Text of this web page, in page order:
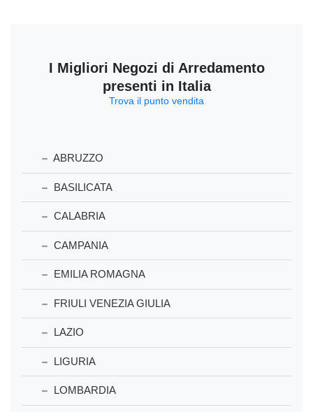
I Migliori Negozi di Arredamento
presenti in Italia
Trova il punto vendita
ABRUZZO
BASILICATA
CALABRIA
CAMPANIA
EMILIA ROMAGNA
FRIULI VENEZIA GIULIA
LAZIO
LIGURIA
LOMBARDIA